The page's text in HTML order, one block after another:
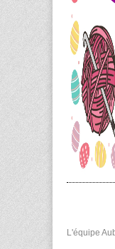
L'équipe